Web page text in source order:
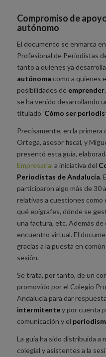
Compromiso de
autónomo
El documento se enmarca
Profesional de Periodistas
tanto a quienes ya
autónoma como a quienes
posibilidades de emprender
se ha venido desarrollando
titulado ‘Cómo ser
Precisamente, en la primera
Ortega, asesor fiscal, y
presentó esta guía,
Empresarial a iniciativa del
Periodistas de Andalucía.
participaron algo más de 30
relativas a cuestiones como
qué epígrafes, dónde se
una factura, etc. Además
encuentro virtual. El
gracias a la puesta en
sesión.
Se trata, por tanto, de un
promovido por el Colegio
Andalucía para dar
intermitentey por cuenta
comunicación y el
La guía ha sido distribuida a
colegial y asistentes a la